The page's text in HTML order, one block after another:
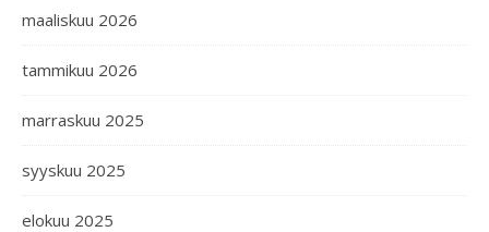
maaliskuu 2026
tammikuu 2026
marraskuu 2025
syyskuu 2025
elokuu 2025